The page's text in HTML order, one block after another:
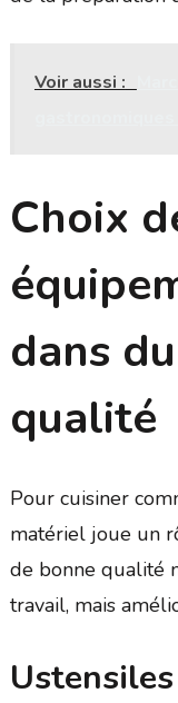
Voir aussi :
Choix
dans
qualité
Pour cuisiner
matériel joue un
de bonne qualité
travail, mais